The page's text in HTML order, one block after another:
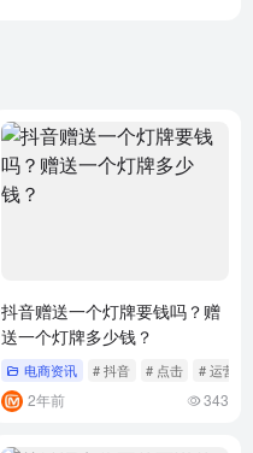
抖音赠送一个灯牌要钱吗？赠
送一个灯牌多少钱？
电商资讯 # 抖音 # 点击 # 运营
2年前 343